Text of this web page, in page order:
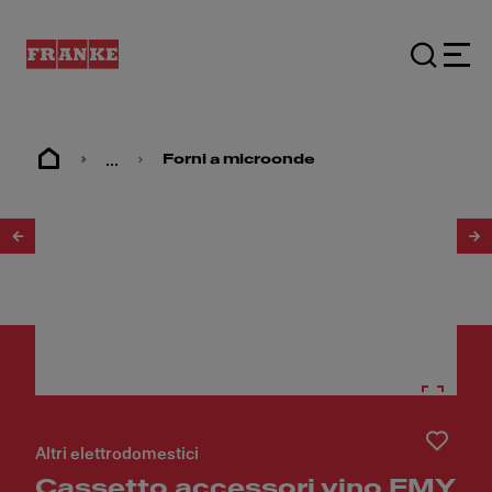
... Forni a microonde
Altri elettrodomestici